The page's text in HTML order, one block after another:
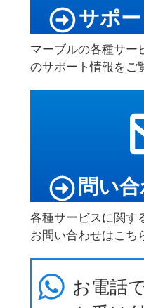
サポ
マーブルの各種サー
のサポート情報をご
問い
各種サービスに関す
お問い合わせはこち
お電話